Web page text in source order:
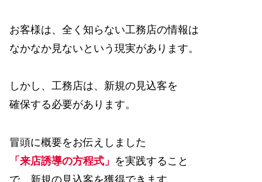
お客様は、全く知らない工務店の情報は
なかなか見ないという現実があります。
しかし、工務店は、新規の見込客を
確保する必要があります。
冒頭に概要をお伝えしました
「来店誘導の方程式」 を実践すること
で、新規の見込客を獲得できます。